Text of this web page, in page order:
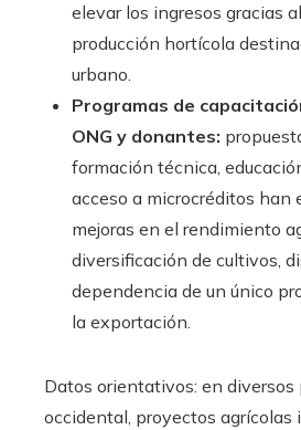
elevar los ingresos gracias
producción hortícola
urbano.
Programas de
ONG y donantes:
formación técnica,
acceso a microcréditos han
mejoras en el rendimiento
diversificación de cultivos,
dependencia de un único
la exportación.
Datos orientativos: en
occidental, proyectos agrícolas